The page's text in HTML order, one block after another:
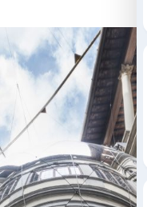
ci collega alle
percepire l’aria
in relazione con la
per noi e il pianeta
l’aria?